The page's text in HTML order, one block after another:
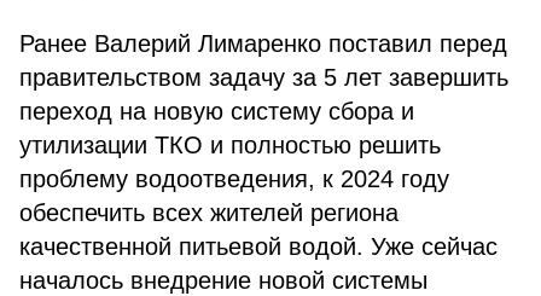
Ранее Валерий Лимаренко поставил перед
правительством задачу за 5 лет завершить
переход на новую систему сбора и
утилизации ТКО и полностью решить
проблему водоотведения, к 2024 году
обеспечить всех жителей региона
качественной питьевой водой. Уже сейчас
началось внедрение новой системы